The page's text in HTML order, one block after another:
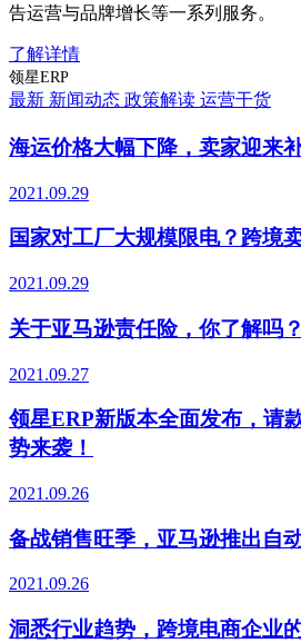
告运营与品牌增长等一系列服务。
了解详情
领星ERP
最新 新闻动态 政策解读 运营干货
海运价格大幅下降，卖家迎来
2021.09.29
国家对工厂大规模限电？跨境
2021.09.29
关于亚马逊责任险，你了解吗？
2021.09.27
领星ERP新版本全面发布，请
势来袭！
2021.09.26
备战销售旺季，亚马逊推出自
2021.09.26
洞悉行业趋势，跨境电商企业